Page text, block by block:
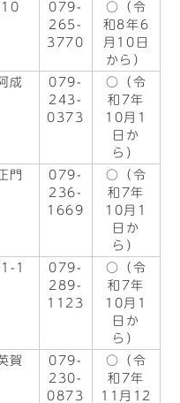
079-
265-
3770
○（令
和8年6
月10日
から）
成
079-
243-
0373
○（令
和7年
10月1
日か
ら）
門
079-
236-
1669
○（令
和7年
10月1
日か
ら）
1
079-
289-
1123
○（令
和7年
10月1
日か
ら）
賀
079-
230-
0873
○（令
和7年
11月12